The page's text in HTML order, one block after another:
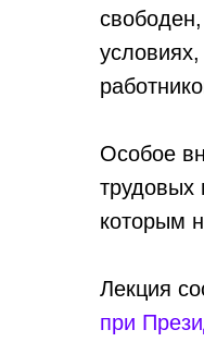
Особое
трудовых
которым
Лекция
при